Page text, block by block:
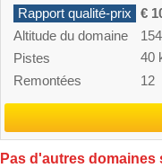
Rapport qualité-prix
€
Altitude du domaine
Pistes
40
Remontées
12
Pas d'autres domaines